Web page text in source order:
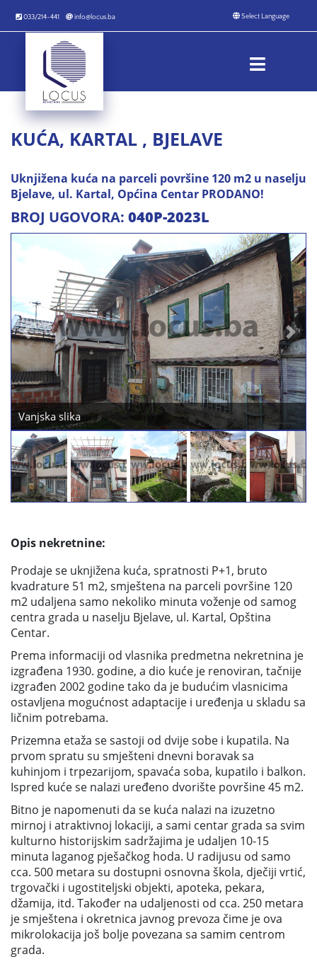
033/214-441 info@locus.ba
KUĆA, KARTAL , BJELAVE
Uknjižena kuća na parceli površine 120 m2 u naselju
Bjelave, ul. Kartal, Općina Centar PRODANO!
BROJ UGOVORA: 040P-2023L
Vanjska slika
Previous Next
Opis nekretnine:
Prodaje se uknjižena kuća, spratnosti P+1, bruto
kvadrature 51 m2, smještena na parceli površine 120
m2 udaljena samo nekoliko minuta voženje od samog
centra grada u naselju Bjelave, ul. Kartal, Opština
Centar.
Prema informaciji od vlasnika predmetna nekretnina je
izgrađena 1930. godine, a dio kuće je renoviran, tačnije
izgrađen 2002 godine tako da je budućim vlasnicima
ostavljena mogućnost adaptacije i uređenja u skladu sa
ličnim potrebama.
Prizemna etaža se sastoji od dvije sobe i kupatila. Na
prvom spratu su smješteni dnevni boravak sa
kuhinjom i trpezarijom, spavaća soba, kupatilo i balkon.
Ispred kuće se nalazi uređeno dvorište površine 45 m2.
Bitno je napomenuti da se kuća nalazi na izuzetno
mirnoj i atraktivnoj lokaciji, a sami centar grada sa svim
kulturno historijskim sadržajima je udaljen 10-15
minuta laganog pješačkog hoda. U radijusu od samo
cca. 500 metara su dostupni osnovna škola, dječiji vrtić,
trgovački i ugostiteljski objekti, apoteka, pekara,
džamija, itd. Također na udaljenosti od cca. 250 metara
je smještena i okretnica javnog prevoza čime je ova
mikrolokacija još bolje povezana sa samim centrom
grada.